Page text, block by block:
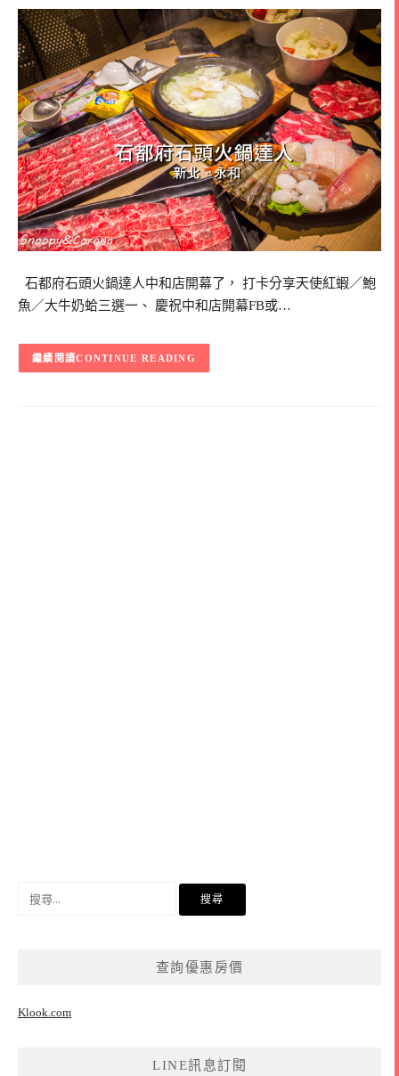
石都府石頭火鍋達人中和店開幕了， 打卡分享天使紅蝦／鮑
魚／大牛奶蛤三選一、 慶祝中和店開幕FB或…
CONTINUE READING
查詢優惠房價
Klook.com
LINE訊息訂閱